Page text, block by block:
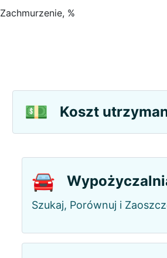
Zachmurzenie, %
💵 Koszt
🚘
Szukaj, Porównuj i